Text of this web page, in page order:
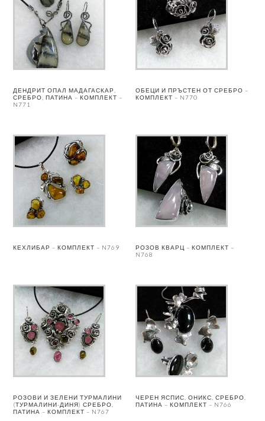
ДЕНДРИТ ОПАЛ МАДАГАСКАР,
СРЕБРО, ПАТИНА – КОМПЛЕКТ –
N771
ОБЕЦИ И ПРЪСТЕН ОТ СРЕБРО –
КОМПЛЕКТ – N770
КЕХЛИБАР – КОМПЛЕКТ – N769
РОЗОВ КВАРЦ – КОМПЛЕКТ –
N768
РОЗОВИ И ЗЕЛЕНИ ТУРМАЛИНИ
(ТУРМАЛИНИ-ДИНЯ) СРЕБРО,
ПАТИНА – КОМПЛЕКТ – N767
ЧЕРЕН ЯСПИС, ОНИКС, СРЕБРО,
ПАТИНА – КОМПЛЕКТ – N766